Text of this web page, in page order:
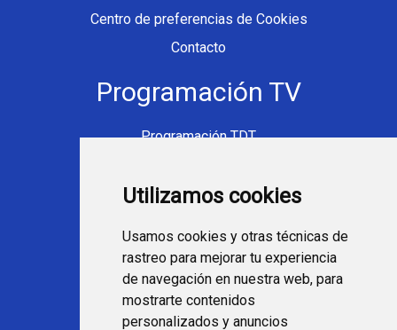
Utilizamos cookies
Usamos cookies y otras técnicas de
rastreo para mejorar tu experiencia
de navegación en nuestra web, para
mostrarte contenidos
personalizados y anuncios
Centro de preferencias de Cookies
Contacto
Programación TV
Programación TDT
Ver TV Online
Fútbol en la tele
Programación en TV
Webs Programa TV